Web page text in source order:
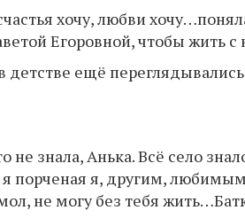
хочу, любви
Егоровной, чтобы жить
ещё
не знала, Анька. Всё село
я порченая я, другим,
не могу без тебя